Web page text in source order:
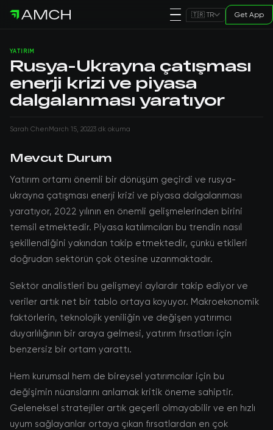
🇹🇷 TR Get App
YATIRIM
Rusya-Ukrayna çatışması
enerji krizi ve piyasa
dalgalanması yaratıyor
Sarah ChenMarch 15, 20223 dk okuma
Mevcut Durum
Yatırım ortamı önemli bir dönüşüm geçirdi ve rusya-
ukrayna çatışması enerji krizi ve piyasa dalgalanması
yaratıyor, 2022 yılının en önemli gelişmelerinden birini
temsil etmektedir. Piyasa katılımcıları bu trendin nasıl
şekillendiğini yakından takip etmektedir, çünkü etkileri
doğrudan sektörün çok ötesine uzanmaktadır.
Sektör analistleri bu gelişmeyi aylardır takip ediyor ve
veriler artık net bir tablo ortaya koyuyor. Makroekonomik
faktörlerin, teknolojik yeniliğin ve değişen yatırımcı
duyarlılığının bir araya gelmesi, yatırım fırsatları için
benzersiz bir ortam yarattı.
Hem kurumsal hem de bireysel yatırımcılar için bu
değişimin nüanslarını anlamak kritik öneme sahiptir.
Geleneksel stratejiler artık geçerli olmayabilir ve en hızlı
uyum sağlayanlar ortaya çıkan fırsatlardan en çok